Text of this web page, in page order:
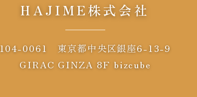
HAJIME株式会社
104-0061 東京都中央区銀座6-13-9
GIRAC GINZA 8F bizcube